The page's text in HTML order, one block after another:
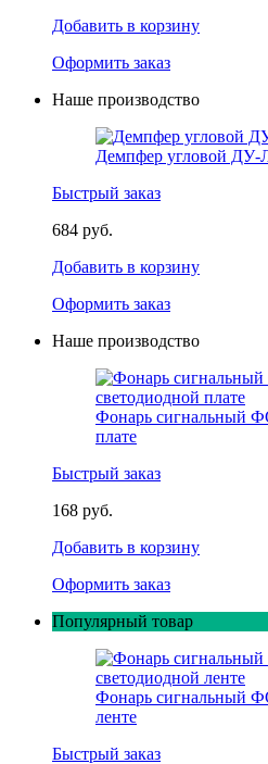
Добавить в корзину
Оформить заказ
Наше производство
Демпфер угловой ДУ-
Быстрый заказ
684 руб.
Добавить в корзину
Оформить заказ
Наше производство
Фонарь сигнальный
плате
Быстрый заказ
168 руб.
Добавить в корзину
Оформить заказ
Популярный товар
Фонарь сигнальный
ленте
Быстрый заказ